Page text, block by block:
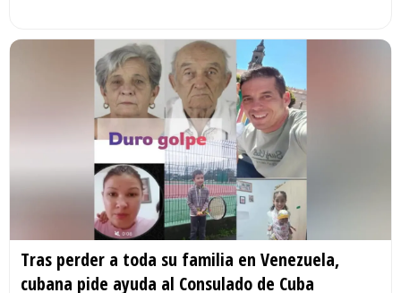
Tras perder a toda su familia en Venezuela,
cubana pide ayuda al Consulado de Cuba